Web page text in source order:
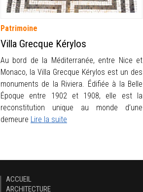
Patrimoine
Villa Grecque Kérylos
Au bord de la Méditerranée, entre Nice et
Monaco, la Villa Grecque Kérylos est un des
monuments de la Riviera. Édifiée à la Belle
Époque entre 1902 et 1908, elle est la
reconstitution unique au monde d’une
demeure Lire la suite
ACCUEIL
ARCHITECTURE